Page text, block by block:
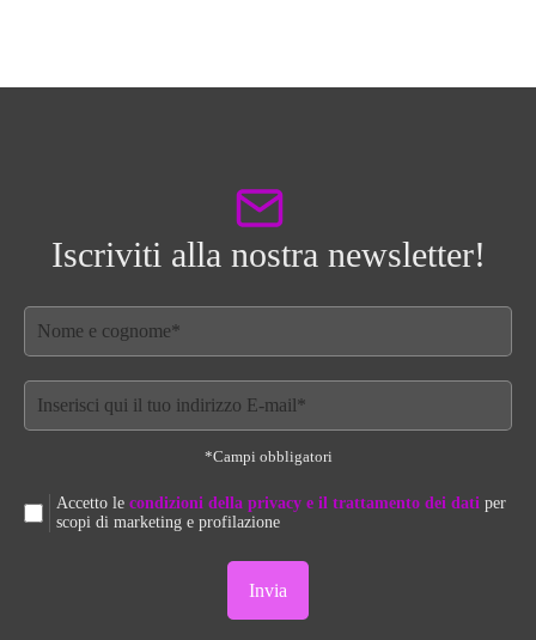
Iscriviti alla nostra newsletter!
*Campi obbligatori
Accetto le condizioni della privacy e il trattamento dei dati per
scopi di marketing e profilazione